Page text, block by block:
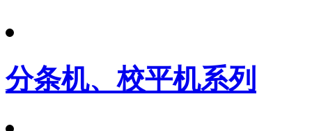
分条机、校平机系列